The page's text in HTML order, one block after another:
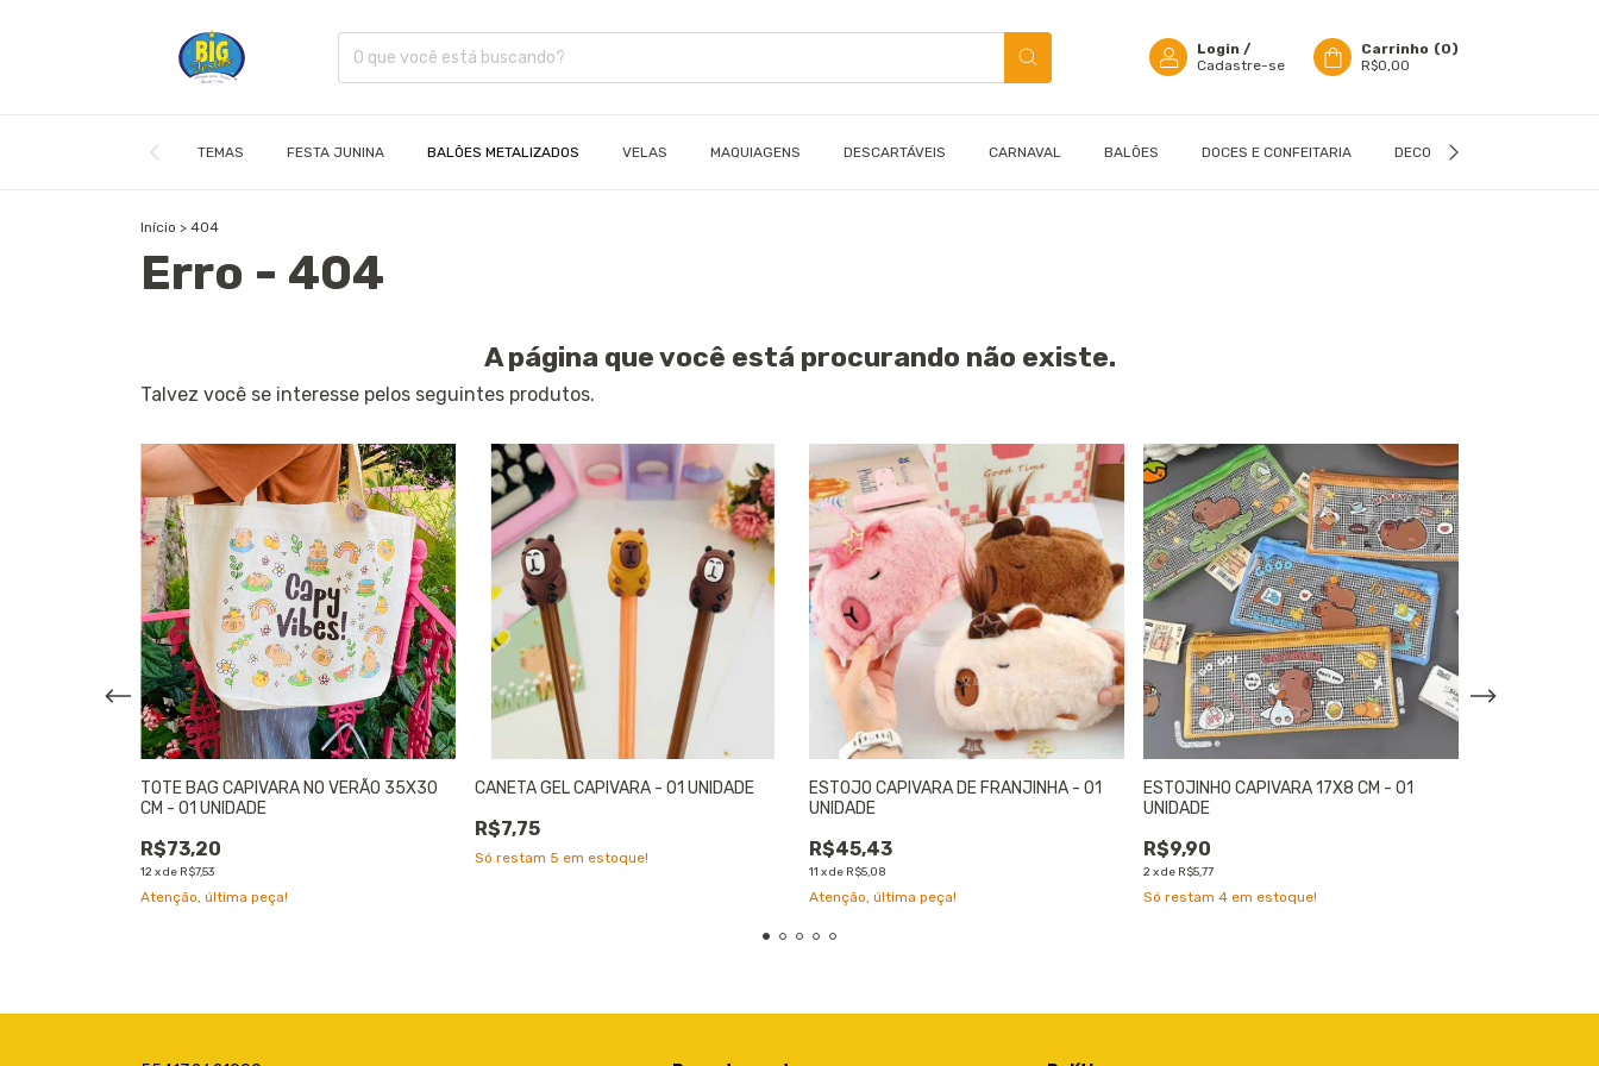
Login /
Cadastre-se
Carrinho (0)
R$0,00
TEMAS FESTA JUNINA BALÕES METALIZADOS VELAS MAQUIAGENS DESCARTÁVEIS CARNAVAL BALÕES DOCES E CONFEITARIA DECORAÇÃO
Início > 404
Erro - 404
A página que você está procurando não existe.
Talvez você se interesse pelos seguintes produtos.
TOTE BAG CAPIVARA NO VERÃO 35X30
CM - 01 UNIDADE
R$73,20
12xde R$7,53
Atenção, última peça!
CANETA GEL CAPIVARA - 01 UNIDADE
R$7,75
Só restam 5 em estoque!
ESTOJO CAPIVARA DE FRANJINHA - 01
UNIDADE
R$45,43
11 xde R$5,08
Atenção, última peça!
ESTOJINHO CAPIVARA 17X8 CM - 01
UNIDADE
R$9,90
2xde R$5,77
Só restam 4 em estoque!